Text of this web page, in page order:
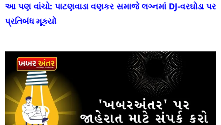
આ પણ વાંચો: પાટણવાડા વણકર સમાજે લગ્નમાં DJ-વરઘોડા પર
પ્રતિબંધ મૂક્યો